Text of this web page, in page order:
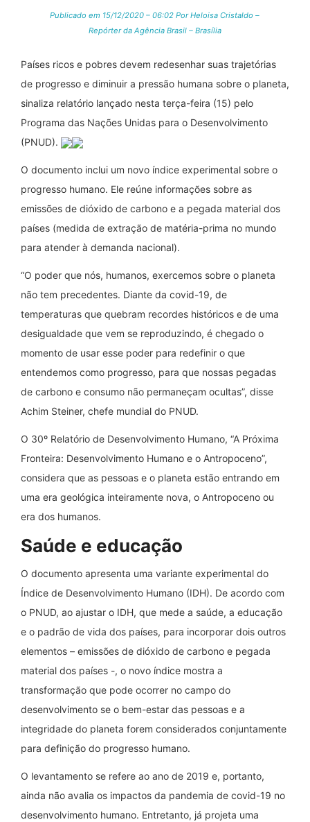
Publicado em 15/12/2020 – 06:02 Por Heloisa Cristaldo –
Repórter da Agência Brasil – Brasília
Países ricos e pobres devem redesenhar suas trajetórias
de progresso e diminuir a pressão humana sobre o planeta,
sinaliza relatório lançado nesta terça-feira (15) pelo
Programa das Nações Unidas para o Desenvolvimento
(PNUD).
O documento inclui um novo índice experimental sobre o
progresso humano. Ele reúne informações sobre as
emissões de dióxido de carbono e a pegada material dos
países (medida de extração de matéria-prima no mundo
para atender à demanda nacional).
“O poder que nós, humanos, exercemos sobre o planeta
não tem precedentes. Diante da covid-19, de
temperaturas que quebram recordes históricos e de uma
desigualdade que vem se reproduzindo, é chegado o
momento de usar esse poder para redefinir o que
entendemos como progresso, para que nossas pegadas
de carbono e consumo não permaneçam ocultas”, disse
Achim Steiner, chefe mundial do PNUD.
O 30º Relatório de Desenvolvimento Humano, “A Próxima
Fronteira: Desenvolvimento Humano e o Antropoceno”,
considera que as pessoas e o planeta estão entrando em
uma era geológica inteiramente nova, o Antropoceno ou
era dos humanos.
Saúde e educação
O documento apresenta uma variante experimental do
Índice de Desenvolvimento Humano (IDH). De acordo com
o PNUD, ao ajustar o IDH, que mede a saúde, a educação
e o padrão de vida dos países, para incorporar dois outros
elementos – emissões de dióxido de carbono e pegada
material dos países -, o novo índice mostra a
transformação que pode ocorrer no campo do
desenvolvimento se o bem-estar das pessoas e a
integridade do planeta forem considerados conjuntamente
para definição do progresso humano.
O levantamento se refere ao ano de 2019 e, portanto,
ainda não avalia os impactos da pandemia de covid-19 no
desenvolvimento humano. Entretanto, já projeta uma